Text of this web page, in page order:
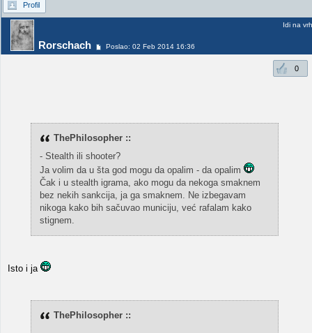
Profil
Rorschach Poslao: 02 Feb 2014 16:36
Idi na vrh
0
ThePhilosopher ::
- Stealth ili shooter?
Ja volim da u šta god mogu da opalim - da opalim
Čak i u stealth igrama, ako mogu da nekoga smaknem
bez nekih sankcija, ja ga smaknem. Ne izbegavam
nikoga kako bih sačuvao municiju, već rafalam kako
stignem.
Isto i ja
ThePhilosopher ::